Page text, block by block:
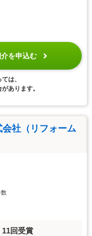
を申込む
は、
あります。
社（リフォーム
数
回受賞